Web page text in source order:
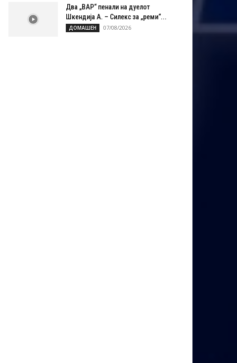
Два „ВАР“ пенали на дуелот
Шкендија А. – Силекс за „реми“...
ДОМАШЕН 07/08/2026